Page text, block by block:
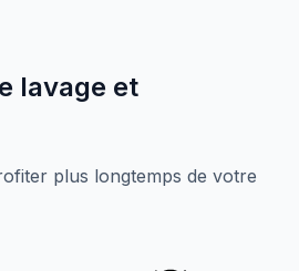
lavage et
plus longtemps de votre